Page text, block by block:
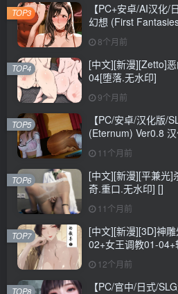
【PC+安卓/AI汉化
幻想 (First
SLG游戏+2.90G
8个月前
TOP3
[中文][新漫][Zetto]
04[堕落.无水印]
9个月前
TOP4
【PC/安卓/汉化版/
(Eternum) Ver0.8
戏+10.8G
11个月前
TOP5
[中文][新漫][平兼光]
奇.重口.无水印] []
11个月前
TOP6
[中文][新漫][3D]神
02+女王调教01-
12个月前
TOP7
【PC/官中/日式/
TOP8